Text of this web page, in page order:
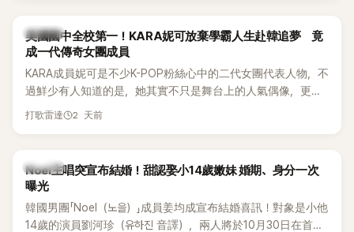
K-POP
美國國中全校第一！KARA妮可放棄學霸人生赴韓追夢 竟
成一代傳奇女團成員
KARA成員妮可是不少K-POP粉絲心中的二代女團代表人物，不
過鮮少有人知道的是，她其實不只是舞台上的人氣偶像，更是
一名不折不扣的學霸。她日前在節目中透露，自己在美國就讀
打歌雷達 2 天前
K-POP
Noel主唱突宣布結婚！甜認娶小14歲嫩妹 婚期、身分一次
曝光
韓國男團「Noel（노을）」成員姜均成宣布結婚喜訊！對象是小他
14歲的演員劉河珍（유하진 音譯），兩人將於10月30日在首爾